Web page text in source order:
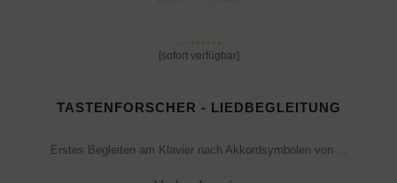
[sofort verfügbar]
TASTENFORSCHER - LIEDBEGLEITUNG
Erstes Begleiten am Klavier nach Akkordsymbolen von ...